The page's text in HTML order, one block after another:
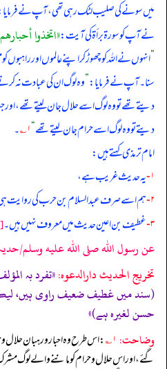
میں سونے کی صلیب لٹک رہی تھی، آپ نے
نے آپ کو سورۃ برأۃ کی آیت:«اتخذوا
”انہوں نے اللہ کو چھوڑ کر اپنے عالموں اور راہبوں کو
سنا۔ آپ نے فرمایا:”وہ لوگ ان کی عبادت نہ
دیتے تھے تو وہ لوگ اسے حلال جان لیتے تھے، اور
دیتے تو وہ لوگ اسے حرام جان لیتے تھے“۱؎ ۔
امام ترمذی کہتے ہیں:
۱- یہ حدیث غریب ہے،
۲- ہم اسے صرف عبدالسلام بن حرب کی روایت
۳- غطیف بن اعین حدیث میں معروف نہیں ہیں۔
عن رسول الله صلى الله عليه وسلم/حدیث:
تخریج الحدیث دارالدعوہ:
(سند میں غطیف ضعیف راوی ہیں،
حسن لغیرہ ہے)»
وضاحت: ۱؎ : اس طرح وہ احبار و رہبان حلال و
گئے، اور اس حلال و حرام کو ماننے والے لوگ